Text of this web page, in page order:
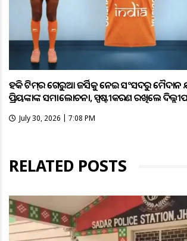
ହକି ଟିମ୍‌ର ଗେରୁଆ ଜର୍ସିକୁ ନେଇ ସଂସଦରୁ ମୈଦାନ
ପ୍ରିୟଙ୍କାଙ୍କ ସମାଲୋଚନା, ସ୍ପଷ୍ଟୀକରଣ ରଖିଲେ ଦିଲ୍ଲୀପ
July 30, 2026 | 7:08 PM
RELATED POSTS